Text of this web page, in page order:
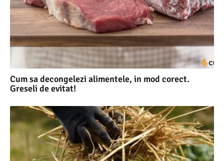
Cum sa decongelezi alimentele, in mod corect.
Greseli de evitat!